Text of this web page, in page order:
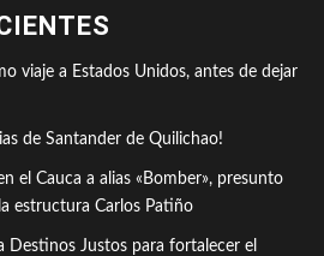
viaje a Estados Unidos, antes de dejar
de Santander de Quilichao!
el Cauca a alias «Bomber», presunto
estructura Carlos Patiño
Destinos Justos para fortalecer el